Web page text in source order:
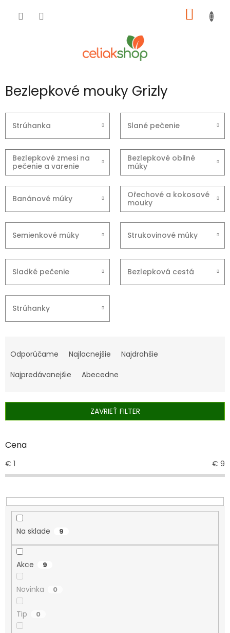
KOŠÍK
Bezlepkové mouky Grizly
Strúhanka Slané pečenie
Bezlepkové zmesi na
pečenie a varenie
Bezlepkové obilné
múky
Banánové múky
Ořechové a kokosové
mouky
Semienkové múky Strukovinové múky
Sladké pečenie Bezlepková cestá
Strúhanky
a
e
i
p
o
u
k
o
Odporúčame Najlacnejšie
Najdrahšie
Najpredávanejšie
Abecedne
ZAVRIEŤ FILTER
Cena
€ 1 € 9
Na sklade 9
Akce 9
Novinka 0
Tip 0